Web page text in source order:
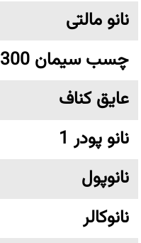
نانو مالتی
چسب سیمان 300
عایق کناف
نانو پودر 1
نانوپول
نانوکالر